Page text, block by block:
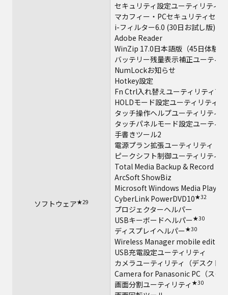
ソフトウェア★29
セキュリティ設定ユーティリティ
マカフィー・PCセキュリティセン
i-フィルター6.0 (30日お試し版)
Adobe Reader
WinZip 17.0日本語版（45日体験版
バッテリー残量表示補正ユーティ
NumLockお知らせ
Hotkey設定
Fn Ctrl入れ替えユーティリティ ★30
HOLDモード設定ユーティリティ
タッチ操作ヘルプユーティリティ
タッチパネルモード設定ユーティ
手書きツール2
電源プラン拡張ユーティリティ
ピークシフト制御ユーティリティ
Total Media Backup & Record
ArcSoft ShowBiz
Microsoft Windows Media Player
CyberLink PowerDVD10★32
プロジェクターヘルパー
USBキーボードヘルパー★30
ディスプレイヘルパー★30
Wireless Manager mobile
USB充電設定ユーティリティ
カメラユーティリティ（デスクト
Camera for Panasonic PC（スタ
画面分割ユーティリティ ★30